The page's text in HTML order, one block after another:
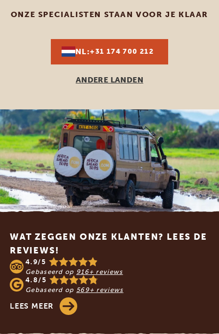
ONZE SPECIALISTEN STAAN VOOR JE KLAAR
NL:+31 174 700 212
ANDERE LANDEN
Footer
WAT ZEGGEN ONZE KLANTEN? LEES DE
REVIEWS!
4.9/5
Gebaseerd op 916+ reviews
4.8/5
Gebaseerd op 569+ reviews
LEES MEER